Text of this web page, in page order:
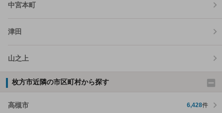
中宮本町
津田
山之上
枚方市近隣の市区町村から探す
高槻市 6,428件